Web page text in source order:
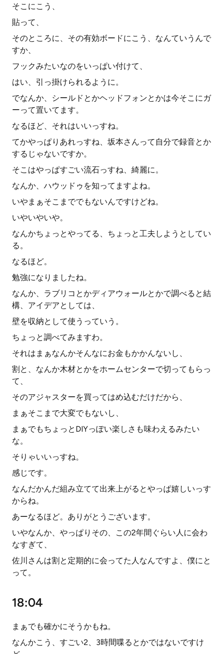
そこにこう、
貼って、
そのところに、その有効ボードにこう、なんていうんで
すか、
フックみたいなのをいっぱい付けて、
はい、引っ掛けられるように。
でなんか、シールドとかヘッドフォンとかは今そこにガ
ーって置いてます。
なるほど、それはいいっすね。
てかやっぱりあれっすね、坂本さんって自分で録音とか
するじゃないですか。
そこはやっぱすごい流石っすね、綺麗に。
なんか、ハウッドゥを知ってますよね。
いやまぁそこまででもないんですけどね。
いやいやいや。
なんかちょっとやってる、ちょっと工夫しようとしてい
る。
なるほど。
勉強になりましたね。
なんか、ラブリコとかディアウォールとかで調べると結
構、アイデアとしては、
壁を収納として使うっていう。
ちょっと調べてみますわ。
それはまぁなんかそんなにお金もかかんないし、
割と、なんか木材とかをホームセンターで切ってもらっ
て、
そのアジャスターを買ってはめ込むだけだから、
まぁそこまで大変でもないし、
まぁでもちょっとDIYっぽい楽しさも味わえるみたい
な。
そりゃいいっすね。
感じです。
なんだかんだ組み立てて出来上がるとやっぱ嬉しいっす
からね。
あーなるほど。ありがとうございます。
いやなんか、やっぱりその、この2年間ぐらい人に会わ
なすぎて、
佐川さんは割と定期的に会ってた人なんですよ、僕にと
って。
18:04
まぁでも確かにそうかもね。
なんかこう、すごい2、3時間喋るとかではないですけ